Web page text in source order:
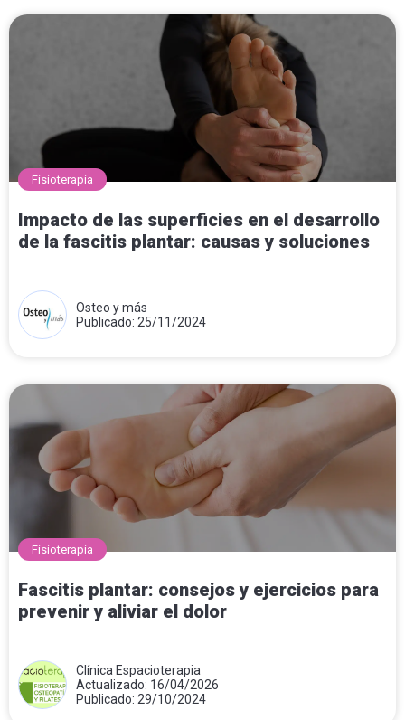
Fisioterapia
Impacto de las superficies en el desarrollo
de la fascitis plantar: causas y soluciones
Osteo y más
Publicado: 25/11/2024
Fisioterapia
Fascitis plantar: consejos y ejercicios para
prevenir y aliviar el dolor
Clínica Espacioterapia
Actualizado: 16/04/2026
Publicado: 29/10/2024